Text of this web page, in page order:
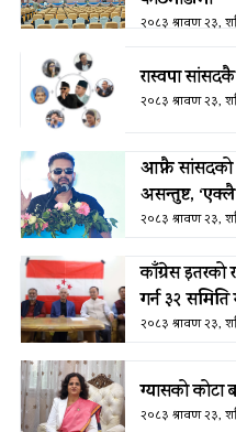
२०८३ श्रावण २३,
रास्वपा
२०८३ श्रावण २३,
आफ्नै सांसदको
असन्तुष्ट,
२०८३ श्रावण २३,
काँग्रेस इतरको
गर्न ३२
२०८३ श्रावण २३,
ग्यासको
२०८३ श्रावण २३,